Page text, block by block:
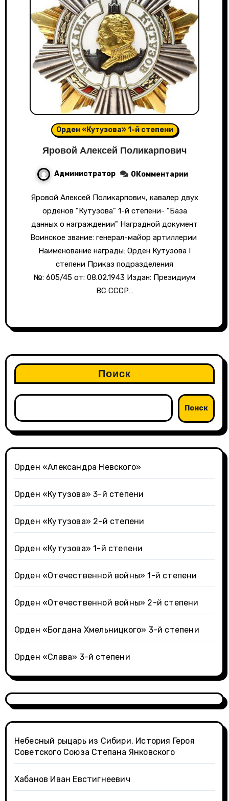
Орден «Кутузова» 1-й степени
Яровой Алексей Поликарпович
Администратор 0Комментарии
Яровой Алексей Поликарпович, кавалер двух
орденов "Кутузова" 1-й степени- "База
данных о награждении" Наградной документ
Воинское звание: генерал-майор артиллерии
Наименование награды: Орден Кутузова I
степени Приказ подразделения
№: 605/45 от: 08.02.1943 Издан: Президиум
ВС СССР…
Поиск
Поиск
Орден «Александра Невского»
Орден «Кутузова» 3-й степени
Орден «Кутузова» 2-й степени
Орден «Кутузова» 1-й степени
Орден «Отечественной войны» 1-й степени
Орден «Отечественной войны» 2-й степени
Орден «Богдана Хмельницкого» 3-й степени
Орден «Слава» 3-й степени
Небесный рыцарь из Сибири. История Героя
Советского Союза Степана Янковского
Хабанов Иван Евстигнеевич